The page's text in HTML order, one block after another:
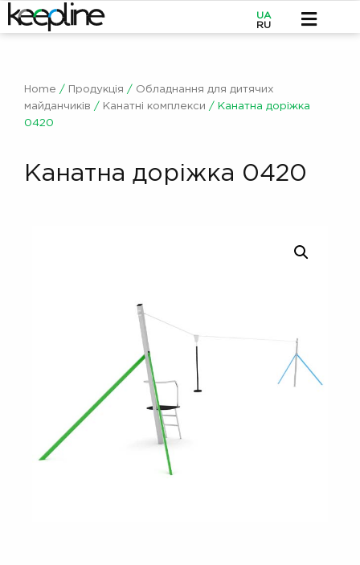
UA
RU
Home / Продукція / Обладнання для дитячих
майданчиків / Канатні комплекси / Канатна доріжка
0420
Канатна доріжка 0420